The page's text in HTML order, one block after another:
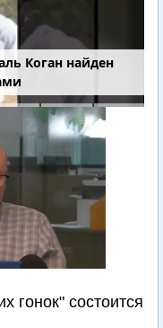
Коган найден
гонок" состоится